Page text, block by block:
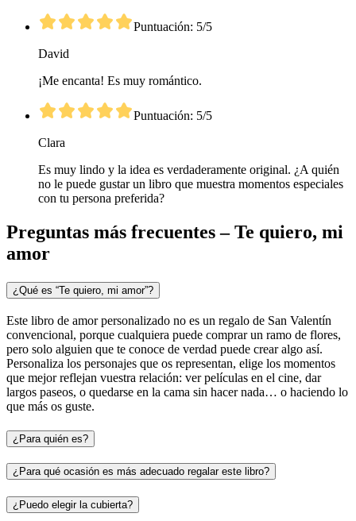
Puntuación: 5/5
David
¡Me encanta! Es muy romántico.
Puntuación: 5/5
Clara
Es muy lindo y la idea es verdaderamente original. ¿A quién
no le puede gustar un libro que muestra momentos especiales
con tu persona preferida?
Preguntas más frecuentes – Te quiero, mi
amor
¿Qué es “Te quiero, mi amor”?
Este libro de amor personalizado no es un regalo de San Valentín
convencional, porque cualquiera puede comprar un ramo de flores,
pero solo alguien que te conoce de verdad puede crear algo así.
Personaliza los personajes que os representan, elige los momentos
que mejor reflejan vuestra relación: ver películas en el cine, dar
largos paseos, o quedarse en la cama sin hacer nada… o haciendo lo
que más os guste.
¿Para quién es?
¿Para qué ocasión es más adecuado regalar este libro?
¿Puedo elegir la cubierta?